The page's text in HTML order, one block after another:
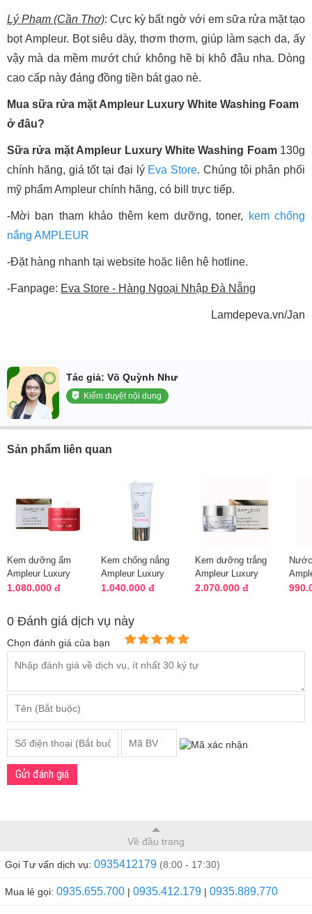
Lý Phạm (Cần Thơ): Cực kỳ bất ngờ với em sữa rửa mặt tạo
bọt Ampleur. Bọt siêu dày, thơm thơm, giúp làm sạch da, ấy
vậy mà da mềm mướt chứ không hề bị khô đâu nha. Dòng
cao cấp này đáng đồng tiền bát gạo nè.
Mua sữa rửa mặt Ampleur Luxury White Washing Foam
ở đâu?
Sữa rửa mặt Ampleur Luxury White Washing Foam130g
chính hãng, giá tốt tại đại lý Eva Store. Chúng tôi phân phối
mỹ phẩm Ampleur chính hãng, có bill trực tiếp.
-Mời bạn tham khảo thêm kem dưỡng, toner,
kem chống
nắng AMPLEUR
-Đặt hàng nhanh tại website hoặc liên hệ hotline.
-Fanpage: Eva Store - Hàng Ngoại Nhập Đà Nẵng
Lamdepeva.vn/Jan
Tác giả: Võ Quỳnh Như
Kiểm duyệt nội dung
Sản phẩm liên quan
Kem dưỡng ẩm
Ampleur Luxury
White Emulsion-Gel
1.080.000 đ
Kem chống nắng
Ampleur Luxury
White W Protect
1.040.000 đ
Kem dưỡng trắng
Ampleur Luxury
White Day Night
2.070.000 đ
0 Đánh giá dịch vụ này
Chọn đánh giá của bạn
Gửi đánh giá
Về đầu trang
Gọi Tư vấn dịch vụ: 0935412179 (8:00 - 17:30)
Mua lẻ gọi: 0935.655.700 | 0935.412.179 | 0935.889.770